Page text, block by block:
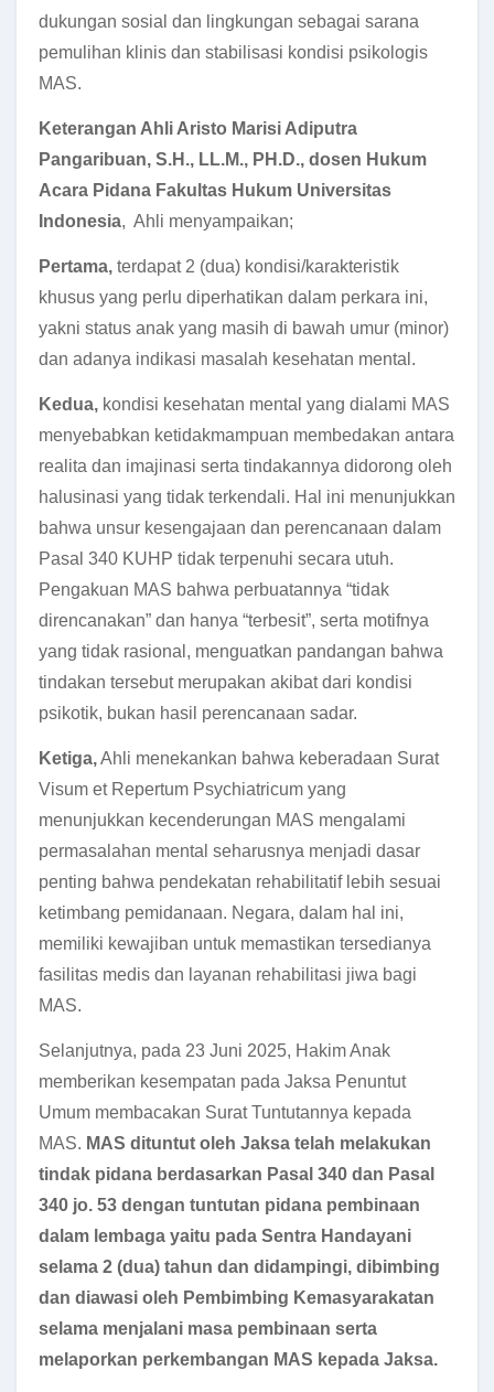
dukungan sosial dan lingkungan sebagai sarana
pemulihan klinis dan stabilisasi kondisi psikologis
MAS.
Keterangan Ahli Aristo Marisi Adiputra
Pangaribuan, S.H., LL.M., PH.D., dosen Hukum
Acara Pidana Fakultas Hukum Universitas
Indonesia, Ahli menyampaikan;
Pertama, terdapat 2 (dua) kondisi/karakteristik
khusus yang perlu diperhatikan dalam perkara ini,
yakni status anak yang masih di bawah umur (minor)
dan adanya indikasi masalah kesehatan mental.
Kedua, kondisi kesehatan mental yang dialami MAS
menyebabkan ketidakmampuan membedakan antara
realita dan imajinasi serta tindakannya didorong oleh
halusinasi yang tidak terkendali. Hal ini menunjukkan
bahwa unsur kesengajaan dan perencanaan dalam
Pasal 340 KUHP tidak terpenuhi secara utuh.
Pengakuan MAS bahwa perbuatannya “tidak
direncanakan” dan hanya “terbesit”, serta motifnya
yang tidak rasional, menguatkan pandangan bahwa
tindakan tersebut merupakan akibat dari kondisi
psikotik, bukan hasil perencanaan sadar.
Ketiga,Ahli menekankan bahwa keberadaan Surat
Visum et Repertum Psychiatricum yang
menunjukkan kecenderungan MAS mengalami
permasalahan mental seharusnya menjadi dasar
penting bahwa pendekatan rehabilitatif lebih sesuai
ketimbang pemidanaan. Negara, dalam hal ini,
memiliki kewajiban untuk memastikan tersedianya
fasilitas medis dan layanan rehabilitasi jiwa bagi
MAS.
Selanjutnya, pada 23 Juni 2025, Hakim Anak
memberikan kesempatan pada Jaksa Penuntut
Umum membacakan Surat Tuntutannya kepada
MAS. MAS dituntut oleh Jaksa telah melakukan
tindak pidana berdasarkan Pasal 340 dan Pasal
340 jo. 53 dengan tuntutan pidana pembinaan
dalam lembaga yaitu pada Sentra Handayani
selama 2 (dua) tahun dan didampingi, dibimbing
dan diawasi oleh Pembimbing Kemasyarakatan
selama menjalani masa pembinaan serta
melaporkan perkembangan MAS kepada Jaksa.